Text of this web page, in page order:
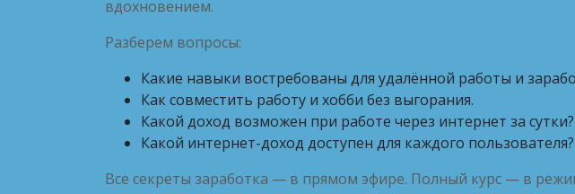
вдохновением.
Разберем вопросы:
Какие навыки востребованы для удалённой работы и
Как совместить работу и хобби без выгорания.
Какой доход возможен при работе через интернет за сутки?
Какой интернет-доход доступен для каждого пользователя?
Все секреты заработка — в прямом эфире. Полный курс — в